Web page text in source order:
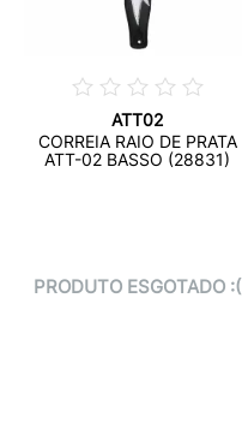
ATT02
CORREIA RAIO DE PRATA
ATT-02 BASSO (28831)
PRODUTO ESGOTADO :(